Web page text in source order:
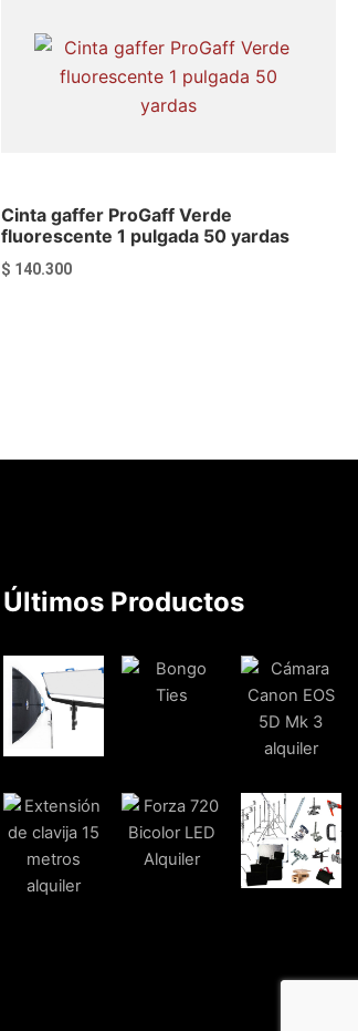
Cinta gaffer ProGaff Verde
fluorescente 1 pulgada 50 yardas
$ 140.300
Últimos Productos